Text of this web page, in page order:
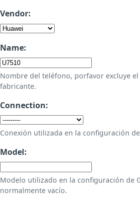
Vendor:
Name:
Nombre del teléfono, porfavor excluye
fabricante.
Connection:
Conexión utilizada en la configuración
Model:
Modelo utilizado en la configuración de
normalmente vacío.